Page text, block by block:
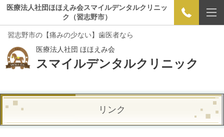
医療法人社団ほほえみ会スマイルデンタルクリニッ
ク（習志野市）
習志野市の【痛みの少ない】歯医者なら
医療法人社団 ほほえみ会
スマイルデンタルクリニック
リンク